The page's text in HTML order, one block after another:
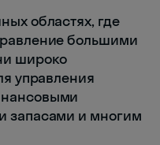
областях, где
большими
широко
управления
запасами и многим